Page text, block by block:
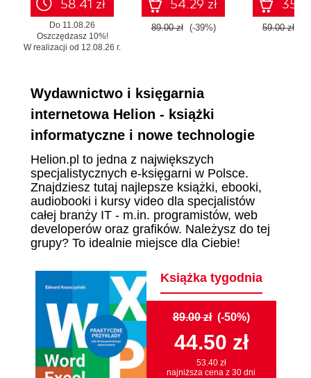
58.41 zł
Do 11.08.26
Oszczędzasz 10%!
W realizacji od 12.08.26 r.
54.29 zł
89.00 zł (-39%) 59.00 zł
Wydawnictwo i księgarnia
internetowa Helion - książki
informatyczne i nowe technologie
Helion.pl to jedna z największych
specjalistycznych e-księgarni w Polsce.
Znajdziesz tutaj najlepsze książki, ebooki,
audiobooki i kursy video dla specjalistów
całej branży IT - m.in. programistów, web
developerów oraz grafików. Należysz do tej
grupy? To idealnie miejsce dla Ciebie!
Książka tygodnia
89.00 zł (-50%)
44.50 zł
53.40 zł
najniższa cena z 30 dni